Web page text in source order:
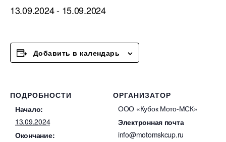
13.09.2024- 15.09.2024
Добавить в календарь
ПОДРОБНОСТИ
Начало:
13.09.2024
Окончание:
ОРГАНИЗАТОР
ООО «Кубок Мото-МСК»
Электронная почта
info@motomskcup.ru